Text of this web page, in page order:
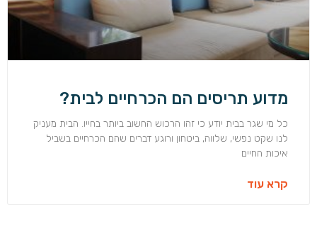
מדוע תריסים הם הכרחיים לבית?
כל מי שגר בבית יודע כי זהו הרכוש החשוב ביותר בחייו. הבית מעניק
לנו שקט נפשי, שלווה, ביטחון ורוגע דברים שהם הכרחיים בשביל
איכות החיים
קרא עוד